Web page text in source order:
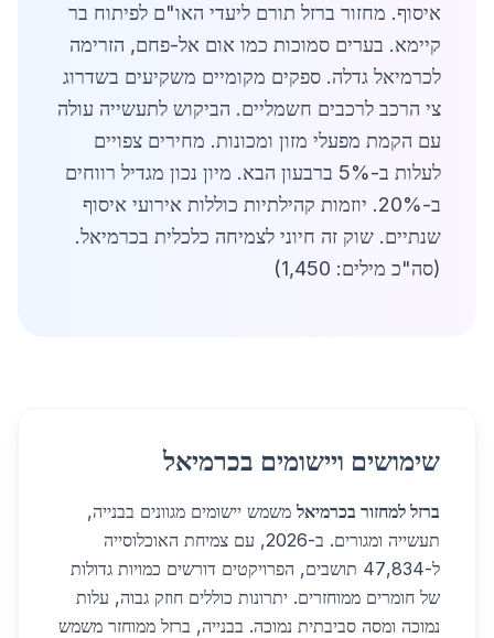
איסוף. מחזור ברזל תורם ליעדי האו"ם לפיתוח בר
קיימא. בערים סמוכות כמו אום אל-פחם, הזרימה
לכרמיאל גדלה. ספקים מקומיים משקיעים בשדרוג
צי הרכב לרכבים חשמליים. הביקוש לתעשייה עולה
עם הקמת מפעלי מזון ומכונות. מחירים צפויים
לעלות ב-5% ברבעון הבא. מיון נכון מגדיל רווחים
ב-20%. יוזמות קהילתיות כוללות אירועי איסוף
שנתיים. שוק זה חיוני לצמיחה כלכלית בכרמיאל.
(סה"כ מילים: 1,450)
שימושים ויישומים בכרמיאל
ברזל למחזור בכרמיאל משמש יישומים מגוונים בבנייה,
תעשייה ומגורים. ב-2026, עם צמיחת האוכלוסייה
ל-47,834 תושבים, הפרויקטים דורשים כמויות גדולות
של חומרים ממוחזרים. יתרונות כוללים חוזק גבוה, עלות
נמוכה ומסה סביבתית נמוכה. בבנייה, ברזל ממוחזר משמש